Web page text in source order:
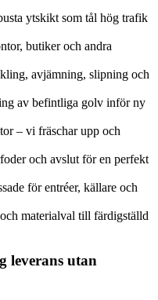
ytskikt som tål hög trafik
butiker och andra
avjämning, slipning och
av befintliga golv inför ny
– vi fräschar upp och
och avslut för en perfekt
för entréer, källare och
materialval till färdigställd
leverans utan